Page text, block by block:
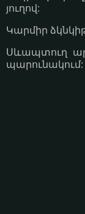
յուղով:
Կարմիր
Սևապտուղ
պարունակում: